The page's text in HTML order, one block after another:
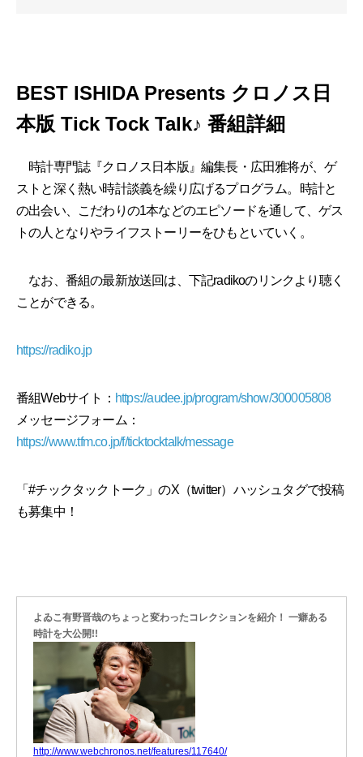
BEST ISHIDA Presents クロノス日
本版 Tick Tock Talk♪ 番組詳細
時計専門誌『クロノス日本版』編集長・広田雅将が、ゲ
ストと深く熱い時計談義を繰り広げるプログラム。時計と
の出会い、こだわりの1本などのエピソードを通して、ゲス
トの人となりやライフストーリーをひもといていく。
なお、番組の最新放送回は、下記radikoのリンクより聴く
ことができる。
https://radiko.jp
番組Webサイト： https://audee.jp/program/show/300005808
メッセージフォーム：
https://www.tfm.co.jp/f/ticktocktalk/message
「#チックタックトーク」のX（twitter）ハッシュタグで投稿
も募集中！
よゐこ有野晋哉のちょっと変わったコレクションを紹介！ 一癖ある
時計を大公開!!
http://www.webchronos.net/features/117640/